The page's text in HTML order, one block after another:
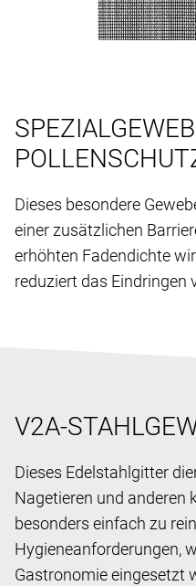
Dieses besondere
einer zusätzlichen
erhöhten Fadendichte
reduziert das Eindringen
V2A-
Dieses Edelstahlgitter
Nagetieren und anderen
besonders einfach zu
Hygieneanforderungen,
Gastronomie eingesetzt